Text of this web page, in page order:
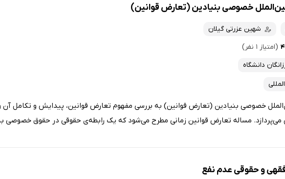
خصوصی بنیادین (تعارض قوانین)
شهین عزرتی گیلان
۴ (امتیاز ۱ نفر)
دانشگاه
خصوصی بنیادین (تعارض قوانین) به بررسی مفهوم تعارض قوانین، پیدایش و تکامل آن
مساله تعارض قوانین زمانی مطرح می‌شود که یک رابطه‌ی حقوقی در حقوق خصوصی
و حقوقی عدم نفع